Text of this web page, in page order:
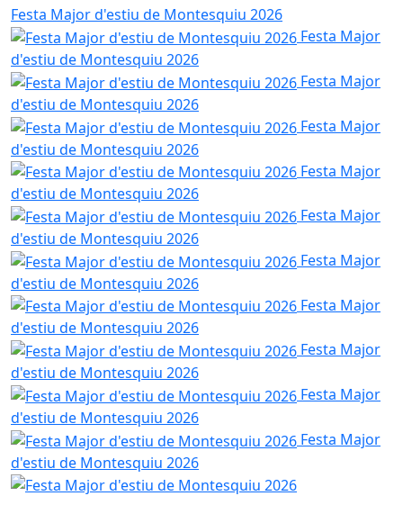
Festa Major d'estiu de Montesquiu 2026
Festa Major
d'estiu de Montesquiu 2026
Festa Major
d'estiu de Montesquiu 2026
Festa Major
d'estiu de Montesquiu 2026
Festa Major
d'estiu de Montesquiu 2026
Festa Major
d'estiu de Montesquiu 2026
Festa Major
d'estiu de Montesquiu 2026
Festa Major
d'estiu de Montesquiu 2026
Festa Major
d'estiu de Montesquiu 2026
Festa Major
d'estiu de Montesquiu 2026
Festa Major
d'estiu de Montesquiu 2026